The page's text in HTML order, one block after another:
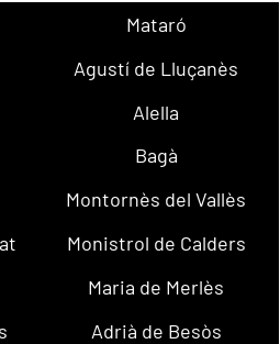
Mataró
Agustí de Lluçanès
Alella
Bagà
Montornès del Vallès
Monistrol de Calders
Maria de Merlès
Adrià de Besòs